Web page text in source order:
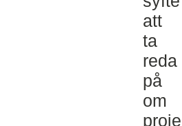
att
ta
reda
på
om